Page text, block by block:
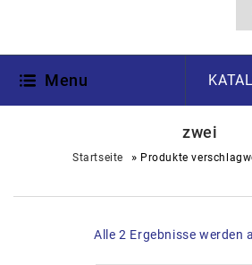
Menu
zwei
Startseite » Produkte
Alle 2 Ergebnisse werden